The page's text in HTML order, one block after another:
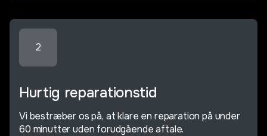
2
Hurtig reparationstid
Vi bestræber os på, at klare en reparation på under
60 minutter uden forudgående aftale.